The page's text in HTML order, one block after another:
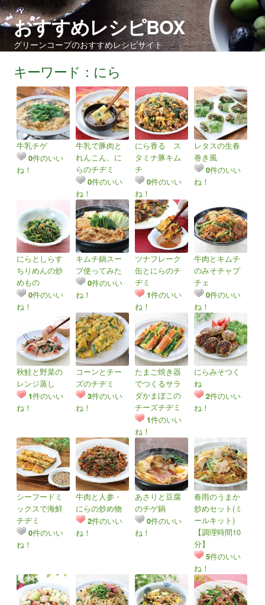
おすすめレシピBOX
グリーンコープのおすすめレシピサイト
キーワード：にら
牛乳チゲ
0件のいい
ね！
牛乳で豚肉と
れんこん、に
らのチヂミ
0件のいい
ね！
にら香る ス
タミナ豚キム
チ
0件のいい
ね！
レタスの生春
巻き風
0件のいい
ね！
にらとしらす
ちりめんの炒
めもの
0件のいい
ね！
キムチ鍋スー
プ使ってみた
0件のいい
ね！
ツナフレーク
缶とにらのチ
ヂミ
1件のいい
ね！
牛肉とキムチ
のみそチャプ
チェ
0件のいい
ね！
秋鮭と野菜の
レンジ蒸し
1件のいい
ね！
コーンとチー
ズのチヂミ
3件のいい
ね！
たまご焼き器
でつくるサラ
ダかまぼこの
チーズチヂミ
1件のいい
ね！
にらみそつく
ね
2件のいい
ね！
シーフードミ
ックスで海鮮
チヂミ
0件のいい
ね！
牛肉と人参・
にらの炒め物
2件のいい
ね！
あさりと豆腐
のチゲ鍋
0件のいい
ね！
春雨のうまか
炒めセット(ミ
ールキット)
【調理時間10
分】
5件のいい
ね！